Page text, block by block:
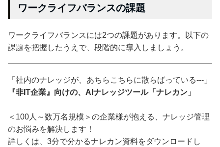
ワークライフバランスの課題
ワークライフバランスには2つの課題があります。以下の
課題を把握したうえで、段階的に導入しましょう。
「社内のナレッジが、あちらこちらに散らばっている---」
『非IT企業』向けの、AIナレッジツール「ナレカン」
＜100人～数万名規模＞の企業様が抱える、ナレッジ管理
のお悩みを解決します！
詳しくは、3分で分かるナレカン資料をダウンロードし